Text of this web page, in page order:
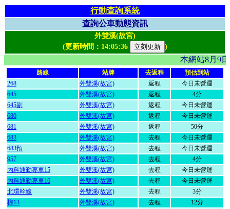
行動查詢系統
查詢公車動態資訊
外雙溪(故宮)
(更新時間： 14:05:36 )
本網站8月9
路線 站牌 去返程
預估到站
268
外雙溪(故宮) 返程
今日未營運
645
外雙溪(故宮) 返程
4分
645副
外雙溪(故宮) 返程
今日未營運
680
外雙溪(故宮) 返程
今日未營運
681
外雙溪(故宮) 返程
50分
683
外雙溪(故宮) 去程
今日未營運
683預
外雙溪(故宮) 去程
今日未營運
957
外雙溪(故宮) 去程
4分
內科通勤專車15
外雙溪(故宮) 去程
今日未營運
內科通勤專車16
外雙溪(故宮) 去程
今日未營運
北環幹線
外雙溪(故宮) 去程
3分
棕13
外雙溪(故宮) 去程
12分